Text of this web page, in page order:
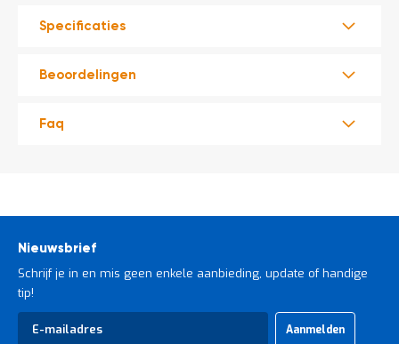
Specificaties
Beoordelingen
Faq
Nieuwsbrief
Schrijf je in en mis geen enkele aanbieding, update of handige
tip!
Abonneer
Aanmelden